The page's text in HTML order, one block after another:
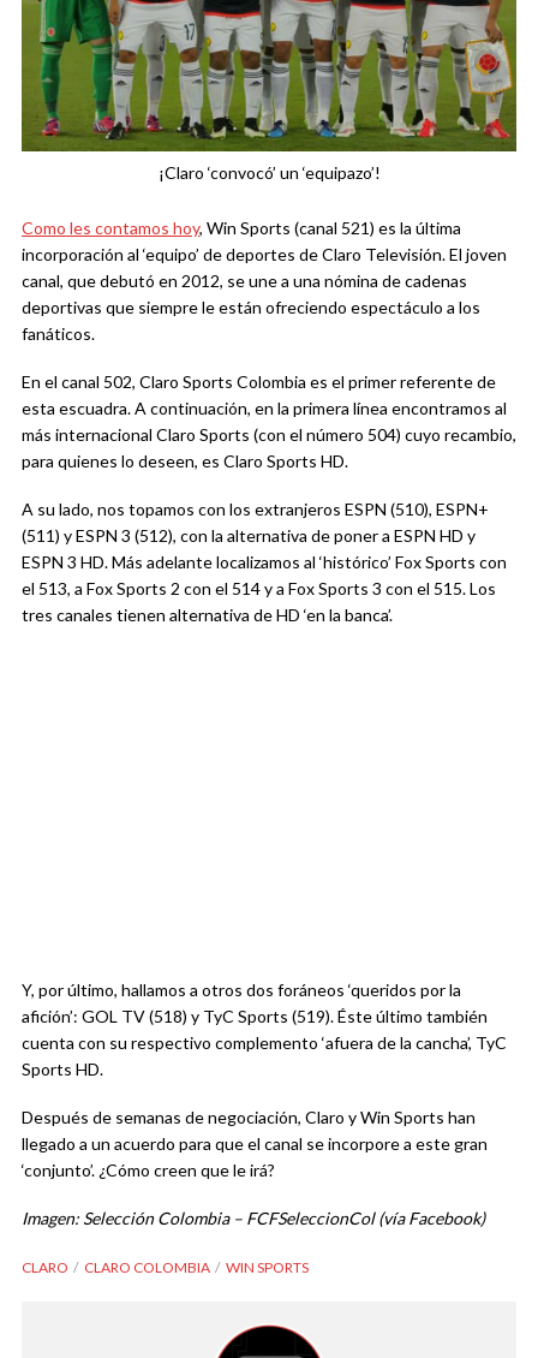
¡Claro ‘convocó’ un ‘equipazo’!
Como les contamos hoy, Win Sports (canal 521) es la última
incorporación al ‘equipo’ de deportes de Claro Televisión. El joven
canal, que debutó en 2012, se une a una nómina de cadenas
deportivas que siempre le están ofreciendo espectáculo a los
fanáticos.
En el canal 502, Claro Sports Colombia es el primer referente de
esta escuadra. A continuación, en la primera línea encontramos al
más internacional Claro Sports (con el número 504) cuyo recambio,
para quienes lo deseen, es Claro Sports HD.
A su lado, nos topamos con los extranjeros ESPN (510), ESPN+
(511) y ESPN 3 (512), con la alternativa de poner a ESPN HD y
ESPN 3 HD. Más adelante localizamos al ‘histórico’ Fox Sports con
el 513, a Fox Sports 2 con el 514 y a Fox Sports 3 con el 515. Los
tres canales tienen alternativa de HD ‘en la banca’.
Y, por último, hallamos a otros dos foráneos ‘queridos por la
afición’: GOL TV (518) y TyC Sports (519). Éste último también
cuenta con su respectivo complemento ‘afuera de la cancha’, TyC
Sports HD.
Después de semanas de negociación, Claro y Win Sports han
llegado a un acuerdo para que el canal se incorpore a este gran
‘conjunto’. ¿Cómo creen que le irá?
Imagen: Selección Colombia – FCFSeleccionCol (vía Facebook)
CLARO CLARO COLOMBIA WIN SPORTS